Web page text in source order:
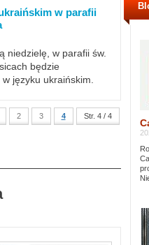
w parafii
niedzielę, w parafii św.
będzie
języku ukraińskim.
2 3 4 Str. 4 / 4